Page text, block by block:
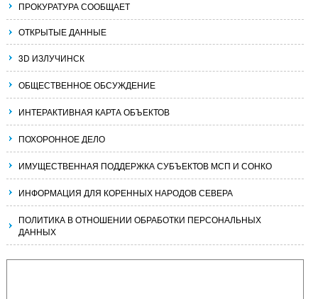
ПРОКУРАТУРА СООБЩАЕТ
ОТКРЫТЫЕ ДАННЫЕ
3D ИЗЛУЧИНСК
ОБЩЕСТВЕННОЕ ОБСУЖДЕНИЕ
ИНТЕРАКТИВНАЯ КАРТА ОБЪЕКТОВ
ПОХОРОННОЕ ДЕЛО
ИМУЩЕСТВЕННАЯ ПОДДЕРЖКА СУБЪЕКТОВ МСП И СОНКО
ИНФОРМАЦИЯ ДЛЯ КОРЕННЫХ НАРОДОВ СЕВЕРА
ПОЛИТИКА В ОТНОШЕНИИ ОБРАБОТКИ ПЕРСОНАЛЬНЫХ
ДАННЫХ